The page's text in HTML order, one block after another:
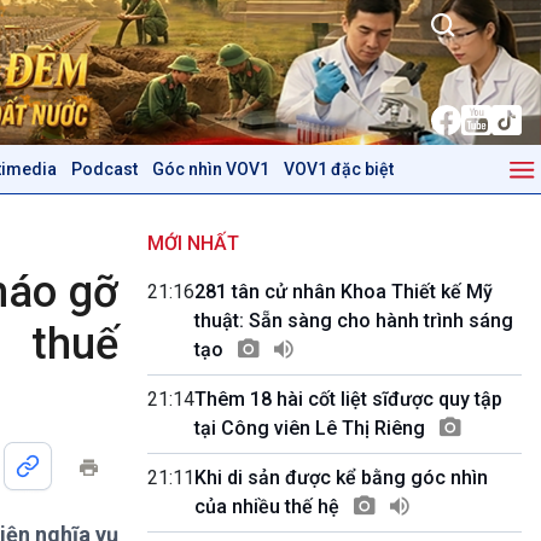
Podcast Góc nhìn VOV1 VOV1 đặc biệt
Trước giờ mở cửa
Dòng chảy Kinh tế
Sức sống hàng Việt
Khởi nghiệp
Mùa vàng
Biển đảo Việt Nam
Tâm tình biên giới và hải
Tìm hiểu biển, đảo Việt
Nam
Podcast
Góc nhìn VOV1
Bình luận
gỡ
thuế
nghĩa vụ
MỚI NHẤT
21:16281 tân cử nhân Khoa Thiết kế Mỹ
thuật: Sẵn sàng cho hành trình sáng
tạo
21:14Thêm 18 hài cốt liệt sĩđược quy tập
tại Công viên Lê Thị Riêng
21:11Khi di sản được kể bằng góc nhìn
của nhiều thế hệ